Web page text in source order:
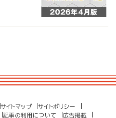
サイトマップ
サイトポリシー
記事の利用について 広告掲載